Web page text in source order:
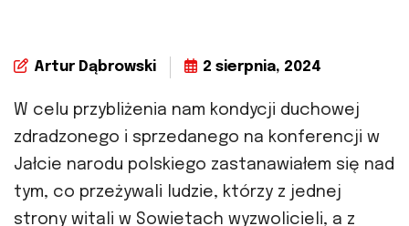
Artur Dąbrowski 2 sierpnia, 2024
W celu przybliżenia nam kondycji duchowej
zdradzonego i sprzedanego na konferencji w
Jałcie narodu polskiego zastanawiałem się nad
tym, co przeżywali ludzie, którzy z jednej
strony witali w Sowietach wyzwolicieli, a z